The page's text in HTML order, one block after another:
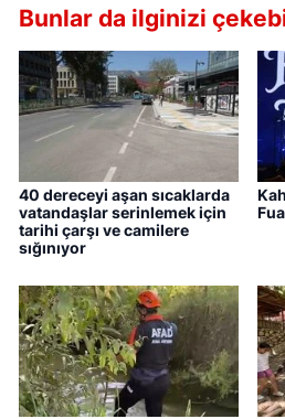
Bunlar da ilginizi
40 dereceyi aşan sıcaklarda
vatandaşlar serinlemek için
tarihi çarşı ve camilere
sığınıyor